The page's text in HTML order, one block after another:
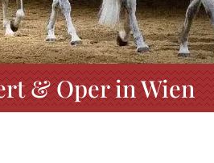
& Oper in Wien